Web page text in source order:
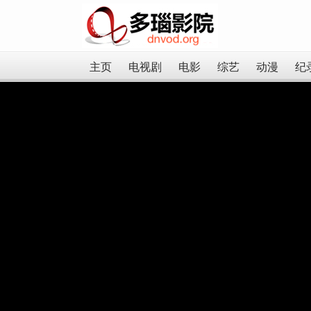
主页 电视剧 电影 综艺 动漫 纪